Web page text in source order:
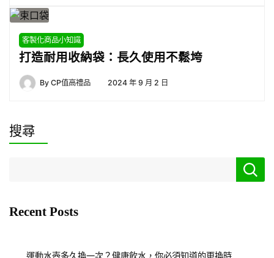
客製化商品小知識
打造耐用收納袋：長久使用不鬆垮
By CP值高禮品 2024 年 9 月 2 日
搜尋
Recent Posts
運動水壺多久換一次？健康飲水，你必須知道的更換時